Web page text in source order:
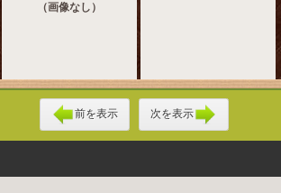
（画像なし）
前を表示 次を表示